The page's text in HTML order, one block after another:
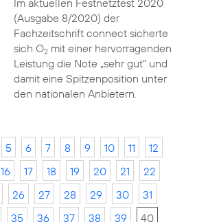
Im aktuellen Festnetztest 2020
(Ausgabe 8/2020) der
Fachzeitschrift connect sicherte
sich O2mit einer hervorragenden
Leistung die Note „sehr gut“ und
damit eine Spitzenposition unter
den nationalen Anbietern.
5 6 7 8 9 10 11
12
16 17 18 19 20 21
22
26 27 28 29 30
31
35 36 37 38 39 40